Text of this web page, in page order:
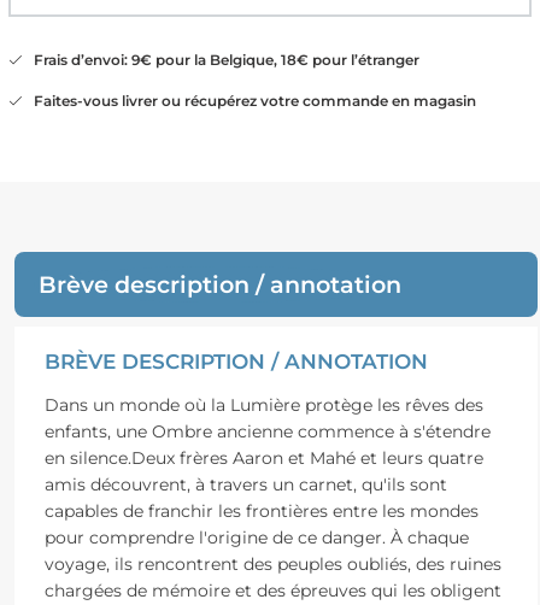
Frais d’envoi: 9€ pour la Belgique, 18€ pour l’étranger
Faites-vous livrer ou récupérez votre commande en magasin
Brève description / annotation
BRÈVE DESCRIPTION / ANNOTATION
Dans un monde où la Lumière protège les rêves des
enfants, une Ombre ancienne commence à s'étendre
en silence.Deux frères Aaron et Mahé et leurs quatre
amis découvrent, à travers un carnet, qu'ils sont
capables de franchir les frontières entre les mondes
pour comprendre l'origine de ce danger. À chaque
voyage, ils rencontrent des peuples oubliés, des ruines
chargées de mémoire et des épreuves qui les obligent